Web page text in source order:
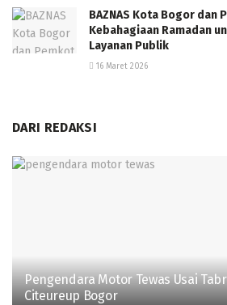
BAZNAS Kota Bogor dan
Kebahagiaan Ramadan
Layanan Publik
16 Maret 2026
DARI REDAKSI
Pengendara Motor Tewas Usai
Citeureup Bogor